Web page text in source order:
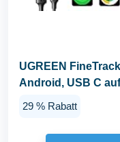
UGREEN
Android, USB C
29 % Rabatt